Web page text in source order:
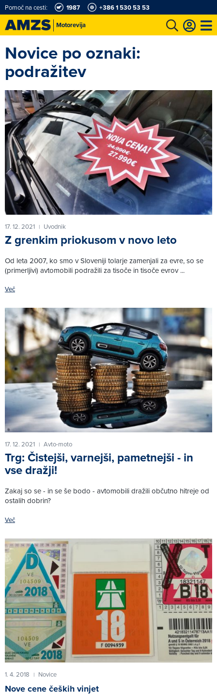
Motorevija
Pomoč na cesti: 1987 +386 1 530 53 53
Karting in motošportni center Najboljši za volanom
Novice po oznaki:
podražitev
17. 12. 2021 | Uvodnik
Z grenkim priokusom v novo leto
Od leta 2007, ko smo v Sloveniji tolarje zamenjali za evre, so se
(primerljivi) avtomobili podražili za tisoče in tisoče evrov ...
Več
17. 12. 2021 | Avto-moto
Trg: Čistejši, varnejši, pametnejši - in
vse dražji!
Zakaj so se - in se še bodo - avtomobili dražili občutno hitreje od
ostalih dobrin?
Več
1. 4. 2018 | Novice
Nove cene čeških vinjet